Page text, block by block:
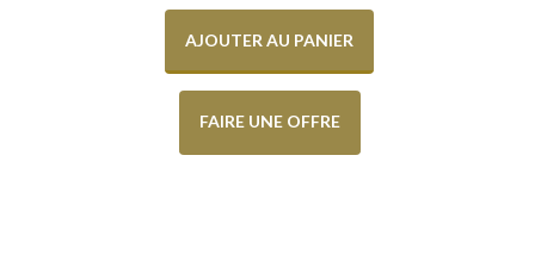
AJOUTER AU PANIER
FAIRE UNE OFFRE